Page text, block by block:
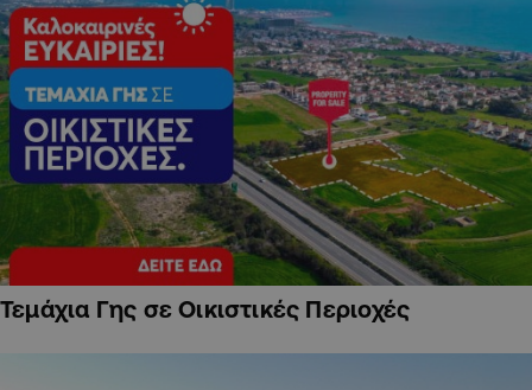
Τεμάχια Γης σε Οικιστικές Περιοχές